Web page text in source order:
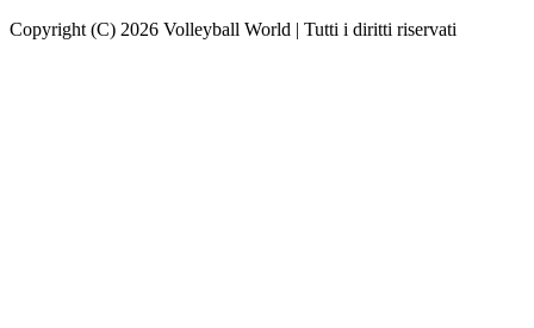
Copyright (C) 2026 Volleyball World | Tutti i diritti riservati